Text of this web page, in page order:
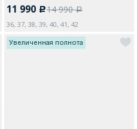
11 990 c14 990a
36, 37, 38, 39, 40, 41, 42
Увеличенная полнота